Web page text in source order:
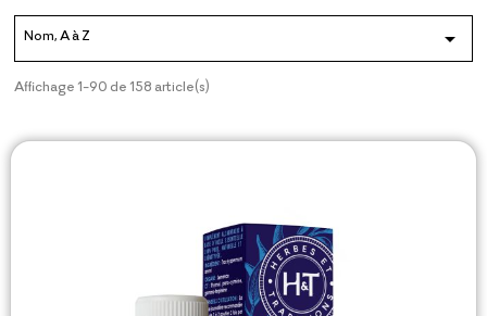
Nom, A à Z 
Affichage 1-90 de 158 article(s)